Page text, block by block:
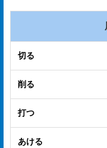
切る
削る
打つ
あける